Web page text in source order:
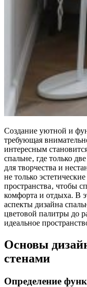
Создание уютной и
требующая
интересным
спальне‚ где только
для творчества и
не только
пространства‚ чтобы
комфорта и отдыха. В
аспекты дизайна
цветовой палитры до
идеальное
Основы
стенами
Определение